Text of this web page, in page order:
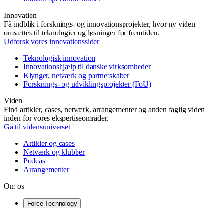
Innovation
Få indblik i forsknings- og innovationsprojekter, hvor ny viden
omsættes til teknologier og løsninger for fremtiden.
Udforsk vores innovationssider
Teknologisk innovation
Innovationshjælp til danske virksomheder
Klynger, netværk og partnerskaber
Forsknings- og udviklingsprojekter (FoU)
Viden
Find artikler, cases, netværk, arrangementer og anden faglig viden
inden for vores ekspertiseområder.
Gå til vidensuniverset
Artikler og cases
Netværk og klubber
Podcast
Arrangementer
Om os
Force Technology